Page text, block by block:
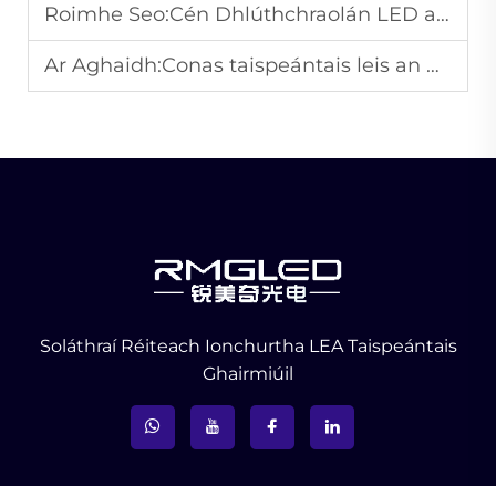
Roimhe Seo:Cén Dhlúthchraolán LED a Úsáidtear i dTaiscneoirí Táirgí atá is oiriúnaithe do dhoiléirithe beag?
Ar Aghaidh:Conas taispeántais leis an gcló LED a chosaint ó dhíobháil sa phoiblí?
Soláthraí Réiteach Ionchurtha LEA Taispeántais
Ghairmiúil